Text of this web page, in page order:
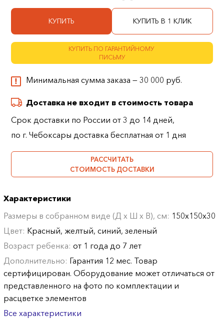
КУПИТЬ КУПИТЬ В 1 КЛИК
КУПИТЬ ПО ГАРАНТИЙНОМУ
ПИСЬМУ
Минимальная сумма заказа — 30 000 руб.
Доставка не входит в стоимость товара
Срок доставки по России от 3 до 14 дней,
по г. Чебоксары доставка бесплатная от 1 дня
РАССЧИТАТЬ
СТОИМОСТЬ ДОСТАВКИ
Характеристики
Размеры в собранном виде (Д х Ш х В), см: 150х150х30
Цвет: Красный, желтый, синий, зеленый
Возраст ребенка:от 1 года до 7 лет
Дополнительно: Гарантия 12 мес. Товар
сертифицирован. Оборудование может отличаться от
представленного на фото по комплектации и
расцветке элементов
Все характеристики